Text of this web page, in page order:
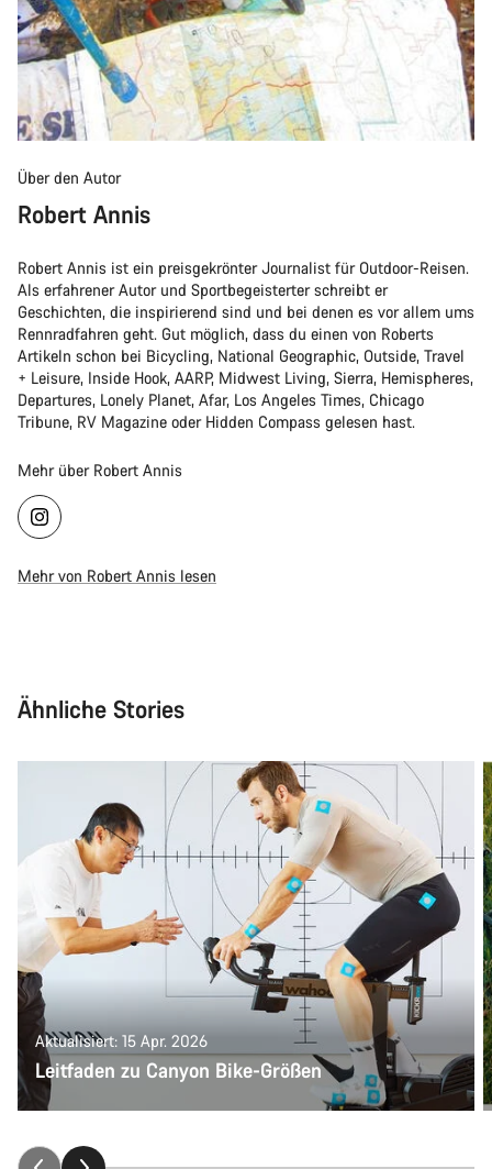
Über den Autor
Robert Annis
Robert Annis ist ein preisgekrönter Journalist für Outdoor-Reisen.
Als erfahrener Autor und Sportbegeisterter schreibt er
Geschichten, die inspirierend sind und bei denen es vor allem ums
Rennradfahren geht. Gut möglich, dass du einen von Roberts
Artikeln schon bei Bicycling, National Geographic, Outside, Travel
+ Leisure, Inside Hook, AARP, Midwest Living, Sierra, Hemispheres,
Departures, Lonely Planet, Afar, Los Angeles Times, Chicago
Tribune, RV Magazine oder Hidden Compass gelesen hast.
Mehr über Robert Annis
Mehr von Robert Annis lesen
Ähnliche Stories
Aktualisiert: 15 Apr. 2026
Leitfaden zu Canyon Bike-Größen